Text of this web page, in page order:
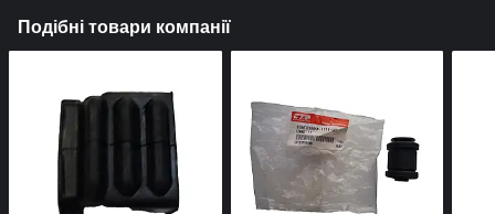
Подібні товари компанії